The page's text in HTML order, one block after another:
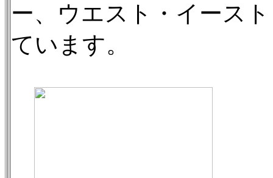
ー、ウエスト・イース
ています。